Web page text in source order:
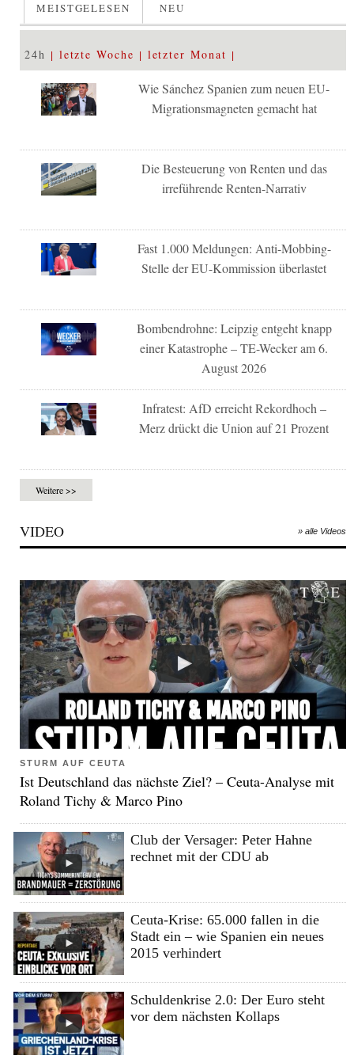
MEISTGELESEN NEU
24h letzte Woche letzter Monat
Wie Sánchez Spanien zum neuen EU-
Migrationsmagneten gemacht hat
Die Besteuerung von Renten und das
irreführende Renten-Narrativ
Fast 1.000 Meldungen: Anti-Mobbing-
Stelle der EU-Kommission überlastet
Bombendrohne: Leipzig entgeht knapp
einer Katastrophe – TE-Wecker am 6.
August 2026
Infratest: AfD erreicht Rekordhoch –
Merz drückt die Union auf 21 Prozent
Weitere >>
VIDEO » alle Videos
STURM AUF CEUTA
Ist Deutschland das nächste Ziel? – Ceuta-Analyse mit
Roland Tichy & Marco Pino
Club der Versager: Peter Hahne
rechnet mit der CDU ab
Ceuta-Krise: 65.000 fallen in die
Stadt ein – wie Spanien ein neues
2015 verhindert
Schuldenkrise 2.0: Der Euro steht
vor dem nächsten Kollaps